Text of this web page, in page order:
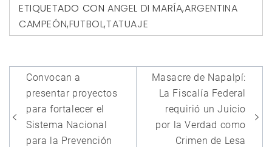
ETIQUETADO CON ANGEL DI MARÍA,ARGENTINA
CAMPEÓN,FUTBOL,TATUAJE
Navegación
de
entradas
Convocan a
presentar proyectos
para fortalecer el
Sistema Nacional
para la Prevención
Masacre de Napalpí:
La Fiscalía Federal
requirió un Juicio
por la Verdad como
Crimen de Lesa